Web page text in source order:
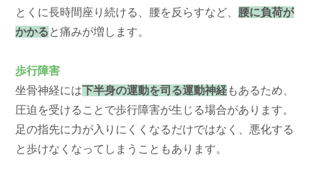
とくに長時間座り続ける、腰を反らすなど、 腰に負荷が
かかると痛みが増します。
歩行障害
坐骨神経には下半身の運動を司る運動神経もあるため、
圧迫を受けることで歩行障害が生じる場合があります。
足の指先に力が入りにくくなるだけではなく、悪化する
と歩けなくなってしまうこともあります。